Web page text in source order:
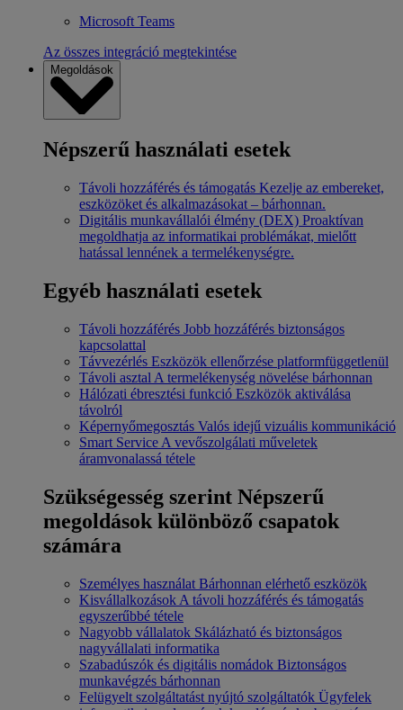
Microsoft Teams
Az összes integráció megtekintése
Megoldások
Népszerű használati esetek
Távoli hozzáférés és támogatás Kezelje az embereket,
eszközöket és alkalmazásokat – bárhonnan.
Digitális munkavállalói élmény (DEX) Proaktívan
megoldhatja az informatikai problémákat, mielőtt
hatással lennének a termelékenységre.
Egyéb használati esetek
Távoli hozzáférés Jobb hozzáférés biztonságos
kapcsolattal
Távvezérlés Eszközök ellenőrzése platformfüggetlenül
Távoli asztal A termelékenység növelése bárhonnan
Hálózati ébresztési funkció Eszközök aktiválása
távolról
Képernyőmegosztás Valós idejű vizuális kommunikáció
Smart Service A vevőszolgálati műveletek
áramvonalassá tétele
Szükségesség szerint Népszerű
megoldások különböző csapatok
számára
Személyes használat Bárhonnan elérhető eszközök
Kisvállalkozások A távoli hozzáférés és támogatás
egyszerűbbé tétele
Nagyobb vállalatok Skálázható és biztonságos
nagyvállalati informatika
Szabadúszók és digitális nomádok Biztonságos
munkavégzés bárhonnan
Felügyelt szolgáltatást nyújtó szolgáltatók Ügyfelek